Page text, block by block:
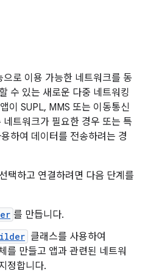
로 이용 가능한 네트워크를 동
수 있는 새로운 다중 네트워킹
이 SUPL, MMS 또는 이동통신
트워크가 필요한 경우 또는 특
하여 데이터를 전송하려는 경
택하고 연결하려면 다음 단계를
를 만듭니다.
클래스를 사용하여
를 만들고 앱과 관련된 네트워
정합니다.